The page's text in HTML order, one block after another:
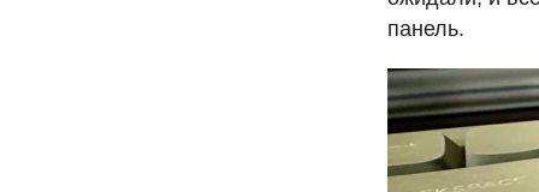
панель.